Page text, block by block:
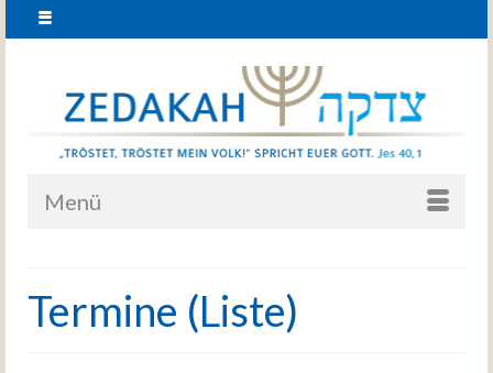
Menü
Termine (Liste)